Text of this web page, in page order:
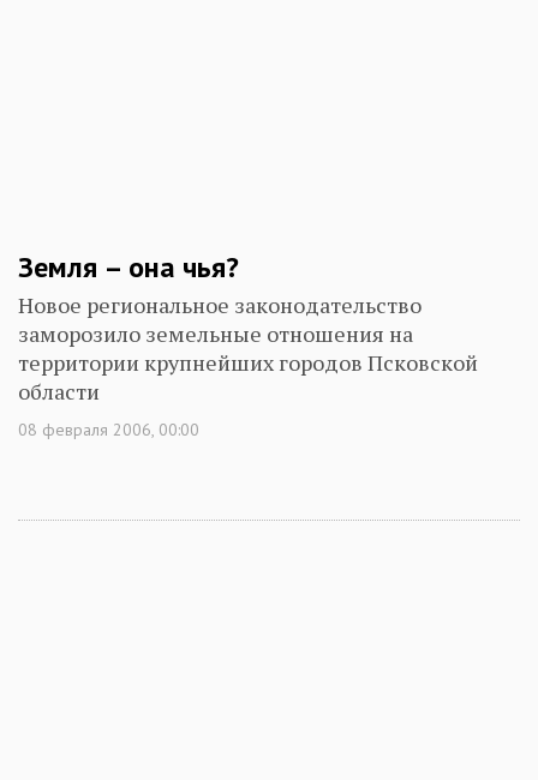
Земля – она чья?
Новое региональное законодательство
заморозило земельные отношения на
территории крупнейших городов Псковской
области
08 февраля 2006, 00:00